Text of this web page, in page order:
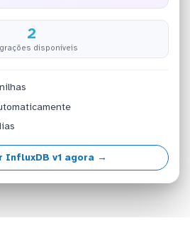
2
disponíveis
InfluxDB v1 agora →